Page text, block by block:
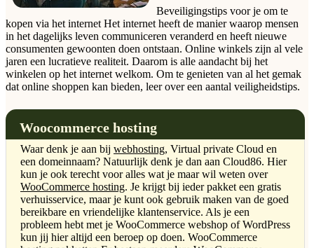
Beveiligingstips voor je om te
kopen via het internet Het internet heeft de manier waarop mensen
in het dagelijks leven communiceren veranderd en heeft nieuwe
consumenten gewoonten doen ontstaan. Online winkels zijn al vele
jaren een lucratieve realiteit. Daarom is alle aandacht bij het
winkelen op het internet welkom. Om te genieten van al het gemak
dat online shoppen kan bieden, leer over een aantal veiligheidstips.
Woocommerce hosting
Waar denk je aan bij webhosting, Virtual private Cloud en
een domeinnaam? Natuurlijk denk je dan aan Cloud86. Hier
kun je ook terecht voor alles wat je maar wil weten over
WooCommerce hosting. Je krijgt bij ieder pakket een gratis
verhuisservice, maar je kunt ook gebruik maken van de goed
bereikbare en vriendelijke klantenservice. Als je een
probleem hebt met je WooCommerce webshop of WordPress
kun jij hier altijd een beroep op doen. WooCommerce